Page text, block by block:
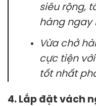
siêu rộng,
hàng ngay
Vừa chở
cực tiện với
tốt nhất
4. Lắp đặt vách